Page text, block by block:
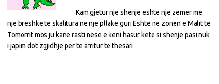
Kam gjetur nje shenje eshte nje zemer me
nje breshke te skalitura ne nje pllake guri Eshte ne zonen e Malit te
Tomorrit mos ju kane rasti nese e keni hasur kete si shenje pasi nuk
i japim dot zgjidhje per te arritur te thesari